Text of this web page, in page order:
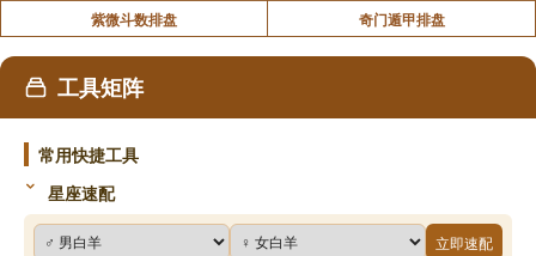
紫微斗数排盘
奇门遁甲排盘
工具矩阵
常用快捷工具
星座速配
立即速配